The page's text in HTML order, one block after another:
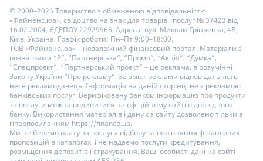
© 2000–2026 Товариство з обмеженою відповідальністю
«Файненс.юа», свідоцтво на знак для товарів і послуг № 37423 від
16.02.2004, ЄДРПОУ 22929966. Адреса: вул. Миколи Грінченка, 4В,
Київ, Україна. Графік роботи: Пн–Пт 9:00–18:00.
ТОВ «Файненс.юа» – незалежний фінансовий портал. Матеріали з
позначками “Р”, “Партнерська”, “Промо”, “Акція”, “Думка”,
“Спецпроєкт”, “Партнерський проєкт” – це реклама, в розумінні
Закону України “Про рекламу”. За зміст реклами відповідальність
несе рекламодавець. Інформація на даній сторінці не є рекламою
банківських послуг. Верифіковану банком інформацію про продукти
та послуги можна подивитися на офіційному сайті відповідного
банку. Використання матеріалів і даних з сайту дозволено тільки з
гіперпосиланням https://finance.ua.
Ми не беремо плату за послуги підбору та порівняння фінансових
пропозицій в каталогах, і не надаємо послуги кредитування,
розміщення депозитів і страхування. Ваші особисті дані на сайті